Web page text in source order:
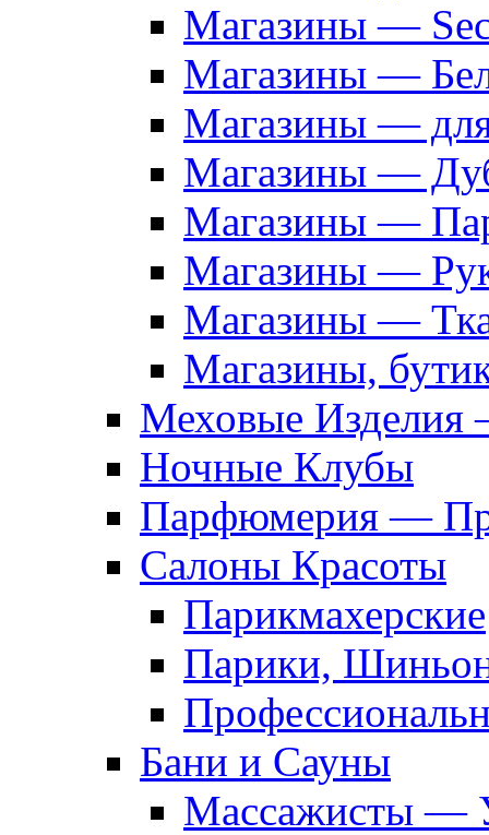
Магазины —
Магазины —
Магазины —
Магазины —
Магазины —
Магазины —
Магазины —
Магазины,
Меховые Изделия
Ночные Клубы
Парфюмерия —
Салоны Красоты
Парикмахерские
Парики,
Бани и Сауны
Массажисты —